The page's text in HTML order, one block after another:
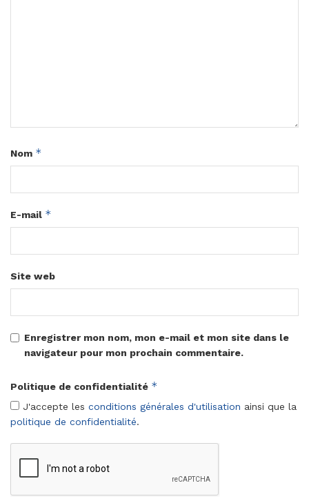
Nom *
E-mail *
Site web
Enregistrer mon nom, mon e-mail et mon site dans le
navigateur pour mon prochain commentaire.
Politique de confidentialité *
J'accepte les conditions générales d'utilisation ainsi que la
politique de confidentialité.